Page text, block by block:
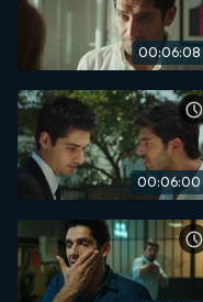
00:06:08
00:06:00